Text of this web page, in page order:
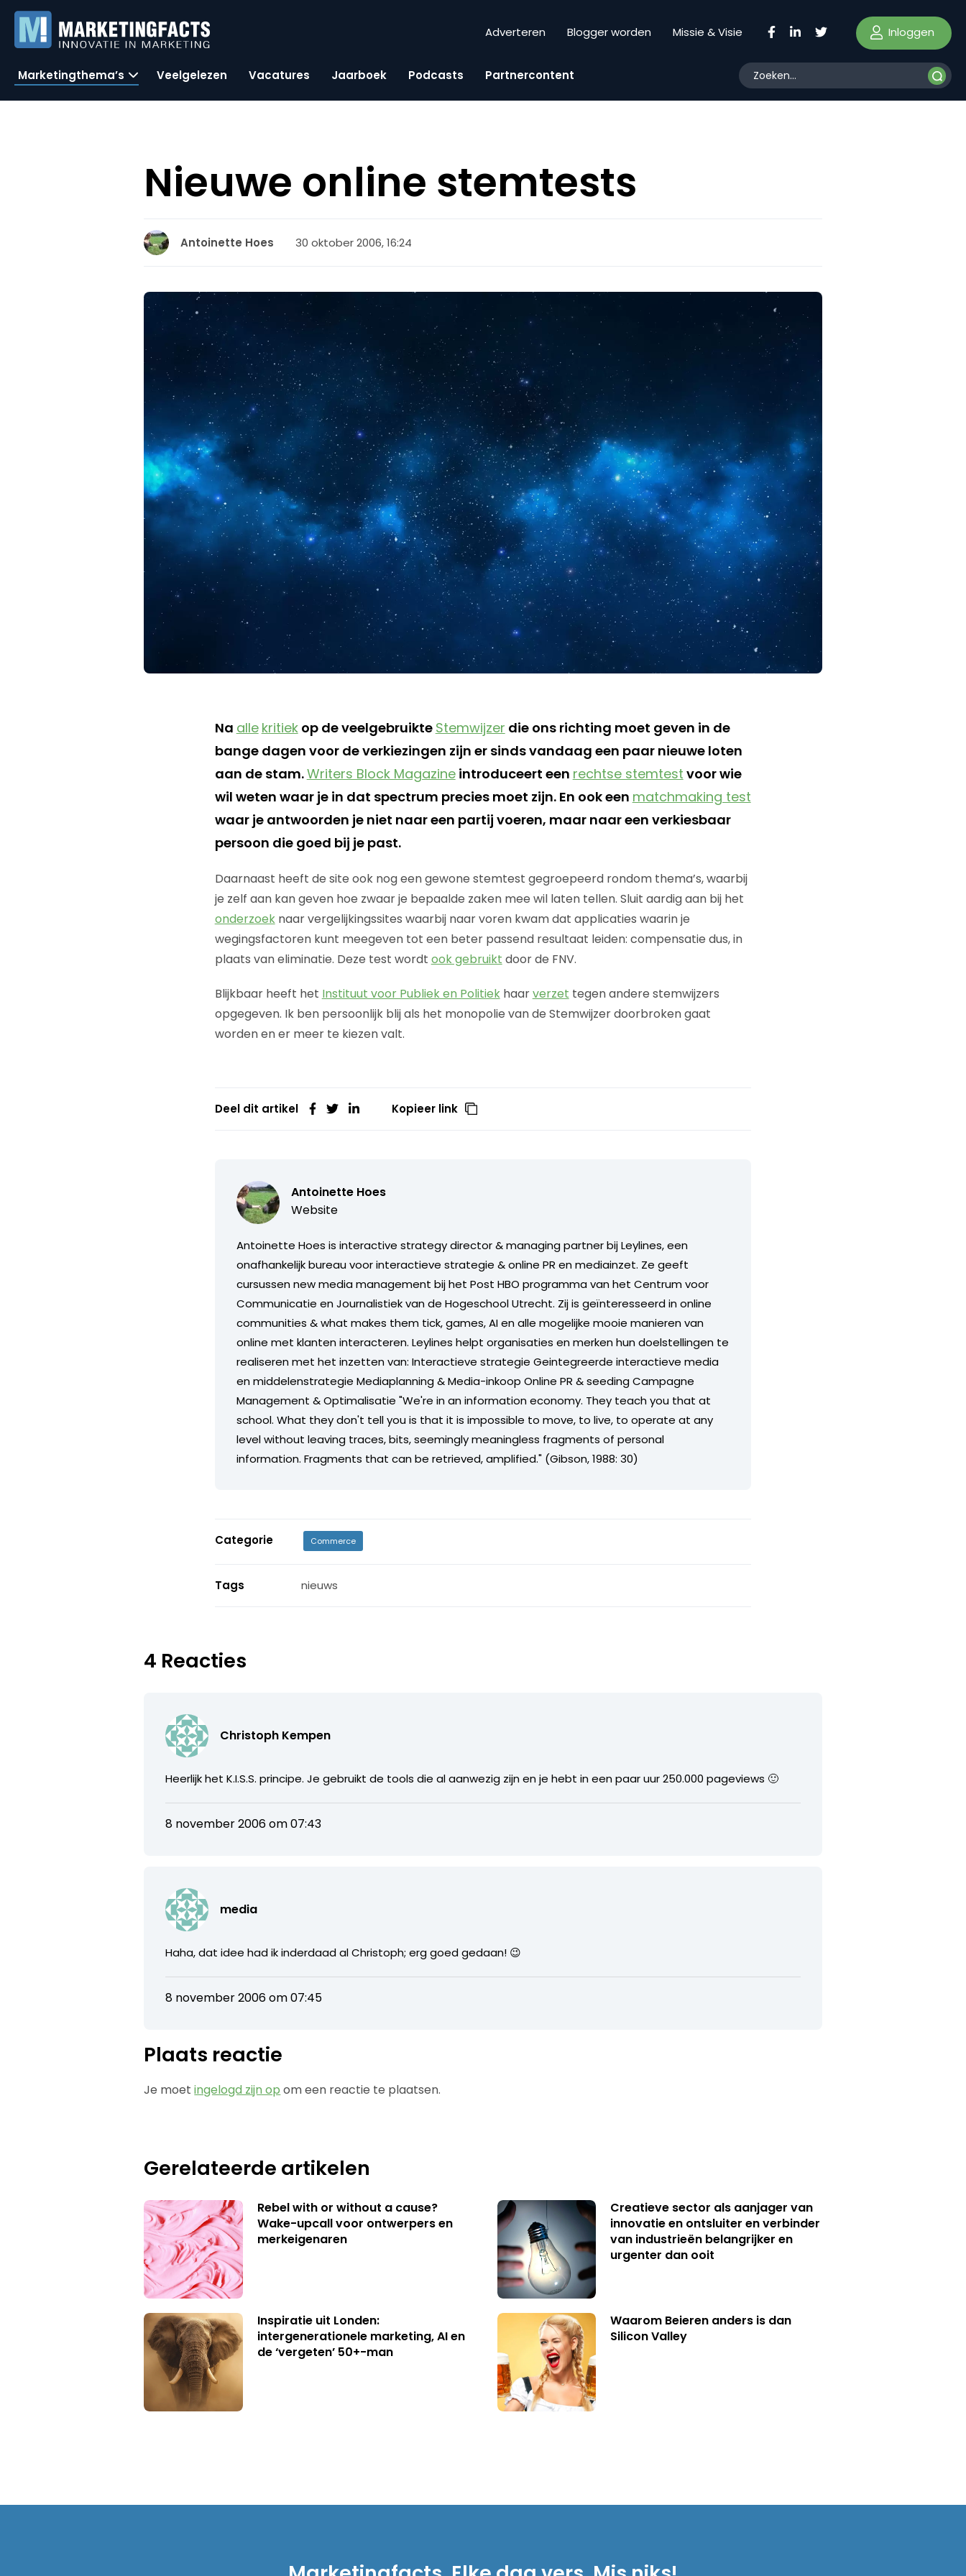
Adverteren Blogger worden Missie & Visie Inloggen
Marketingthema’s Veelgelezen Vacatures Jaarboek Podcasts Partnercontent
Nieuwe online stemtests
Antoinette Hoes 30 oktober 2006, 16:24
Na alle kritiekop de veelgebruikte Stemwijzer die ons richting moet geven in de
bange dagen voor de verkiezingen zijn er sinds vandaag een paar nieuwe loten
aan de stam.Writers Block Magazineintroduceert een rechtse stemtest voor wie
wil weten waar je in dat spectrum precies moet zijn. En ook een matchmaking test
waar je antwoorden je niet naar een partij voeren, maar naar een verkiesbaar
persoon die goed bij je past.
Daarnaast heeft de site ook nog een gewone stemtest gegroepeerd rondom thema’s, waarbij
je zelf aan kan geven hoe zwaar je bepaalde zaken mee wil laten tellen. Sluit aardig aan bij het
onderzoeknaar vergelijkingssites waarbij naar voren kwam dat applicaties waarin je
wegingsfactoren kunt meegeven tot een beter passend resultaat leiden: compensatie dus, in
plaats van eliminatie. Deze test wordt ook gebruikt door de FNV.
Blijkbaar heeft het Instituut voor Publiek en Politiekhaarverzet tegen andere stemwijzers
opgegeven. Ik ben persoonlijk blij als het monopolie van de Stemwijzer doorbroken gaat
worden en er meer te kiezen valt.
Deel dit artikel Kopieer link
Antoinette Hoes
Website
Antoinette Hoes is interactive strategy director & managing partner bij Leylines, een
onafhankelijk bureau voor interactieve strategie & online PR en mediainzet. Ze geeft
cursussen new media management bij het Post HBO programma van het Centrum voor
Communicatie en Journalistiek van de Hogeschool Utrecht. Zij is geïnteresseerd in online
communities & what makes them tick, games, AI en alle mogelijke mooie manieren van
online met klanten interacteren. Leylines helpt organisaties en merken hun doelstellingen te
realiseren met het inzetten van: Interactieve strategie Geintegreerde interactieve media
en middelenstrategie Mediaplanning & Media-inkoop Online PR & seeding Campagne
Management & Optimalisatie "We're in an information economy. They teach you that at
school. What they don't tell you is that it is impossible to move, to live, to operate at any
level without leaving traces, bits, seemingly meaningless fragments of personal
information. Fragments that can be retrieved, amplified." (Gibson, 1988: 30)
Categorie Commerce
Tags nieuws
4 Reacties
Christoph Kempen
Heerlijk het K.I.S.S. principe. Je gebruikt de tools die al aanwezig zijn en je hebt in een paar uur 250.000 pageviews 🙂
8 november 2006 om 07:43
media
Haha, dat idee had ik inderdaad al Christoph; erg goed gedaan! 😉
8 november 2006 om 07:45
Plaats reactie
Je moetingelogd zijn op om een reactie te plaatsen.
Gerelateerde artikelen
Rebel with or without a cause?
Wake-upcall voor ontwerpers en
merkeigenaren
Creatieve sector als aanjager van
innovatie en ontsluiter en verbinder
van industrieën belangrijker en
urgenter dan ooit
Inspiratie uit Londen:
intergenerationele marketing, AI en
de ‘vergeten’ 50+-man
Waarom Beieren anders is dan
Silicon Valley